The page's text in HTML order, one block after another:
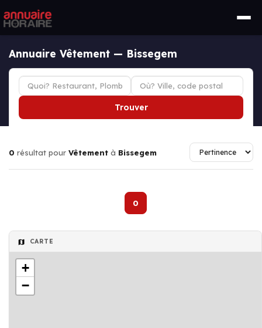
Annuaire Vêtement — Bissegem
Trouver
0 résultat pour Vêtement à Bissegem
0
CARTE
+
−